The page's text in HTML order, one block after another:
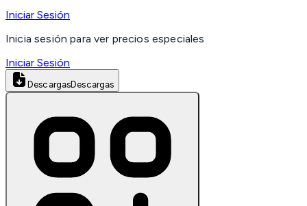
Iniciar Sesión
Inicia sesión para ver precios especiales
Iniciar Sesión
DescargasDescargas